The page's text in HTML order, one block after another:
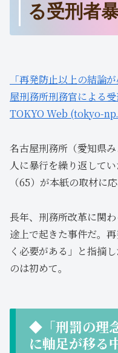
る受刑者
「再発防止以上の結論
屋刑務所刑務官による
TOKYO Web (tokyo-
名古屋刑務所（愛知県
人に暴行を繰り返して
（65）が本紙の取材に応
長年、刑務所改革に関
途上で起きた事件だ。
く必要がある」と指摘
のは初めて。
◆「刑罰の理
に軸足が移る